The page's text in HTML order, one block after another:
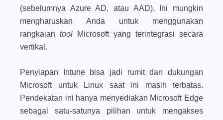
(sebelumnya Azure AD, atau AAD). Ini mungkin
mengharuskan Anda untuk menggunakan
rangkaian tool
Microsoft yang terintegrasi secara
vertikal.
Penyiapan Intune bisa jadi rumit dan dukungan
Microsoft untuk Linux saat ini masih terbatas.
Pendekatan ini hanya menyediakan Microsoft Edge
sebagai satu-satunya pilihan untuk mengakses